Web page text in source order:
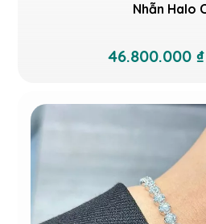
Nhẫn Halo
46.800.000 ₫